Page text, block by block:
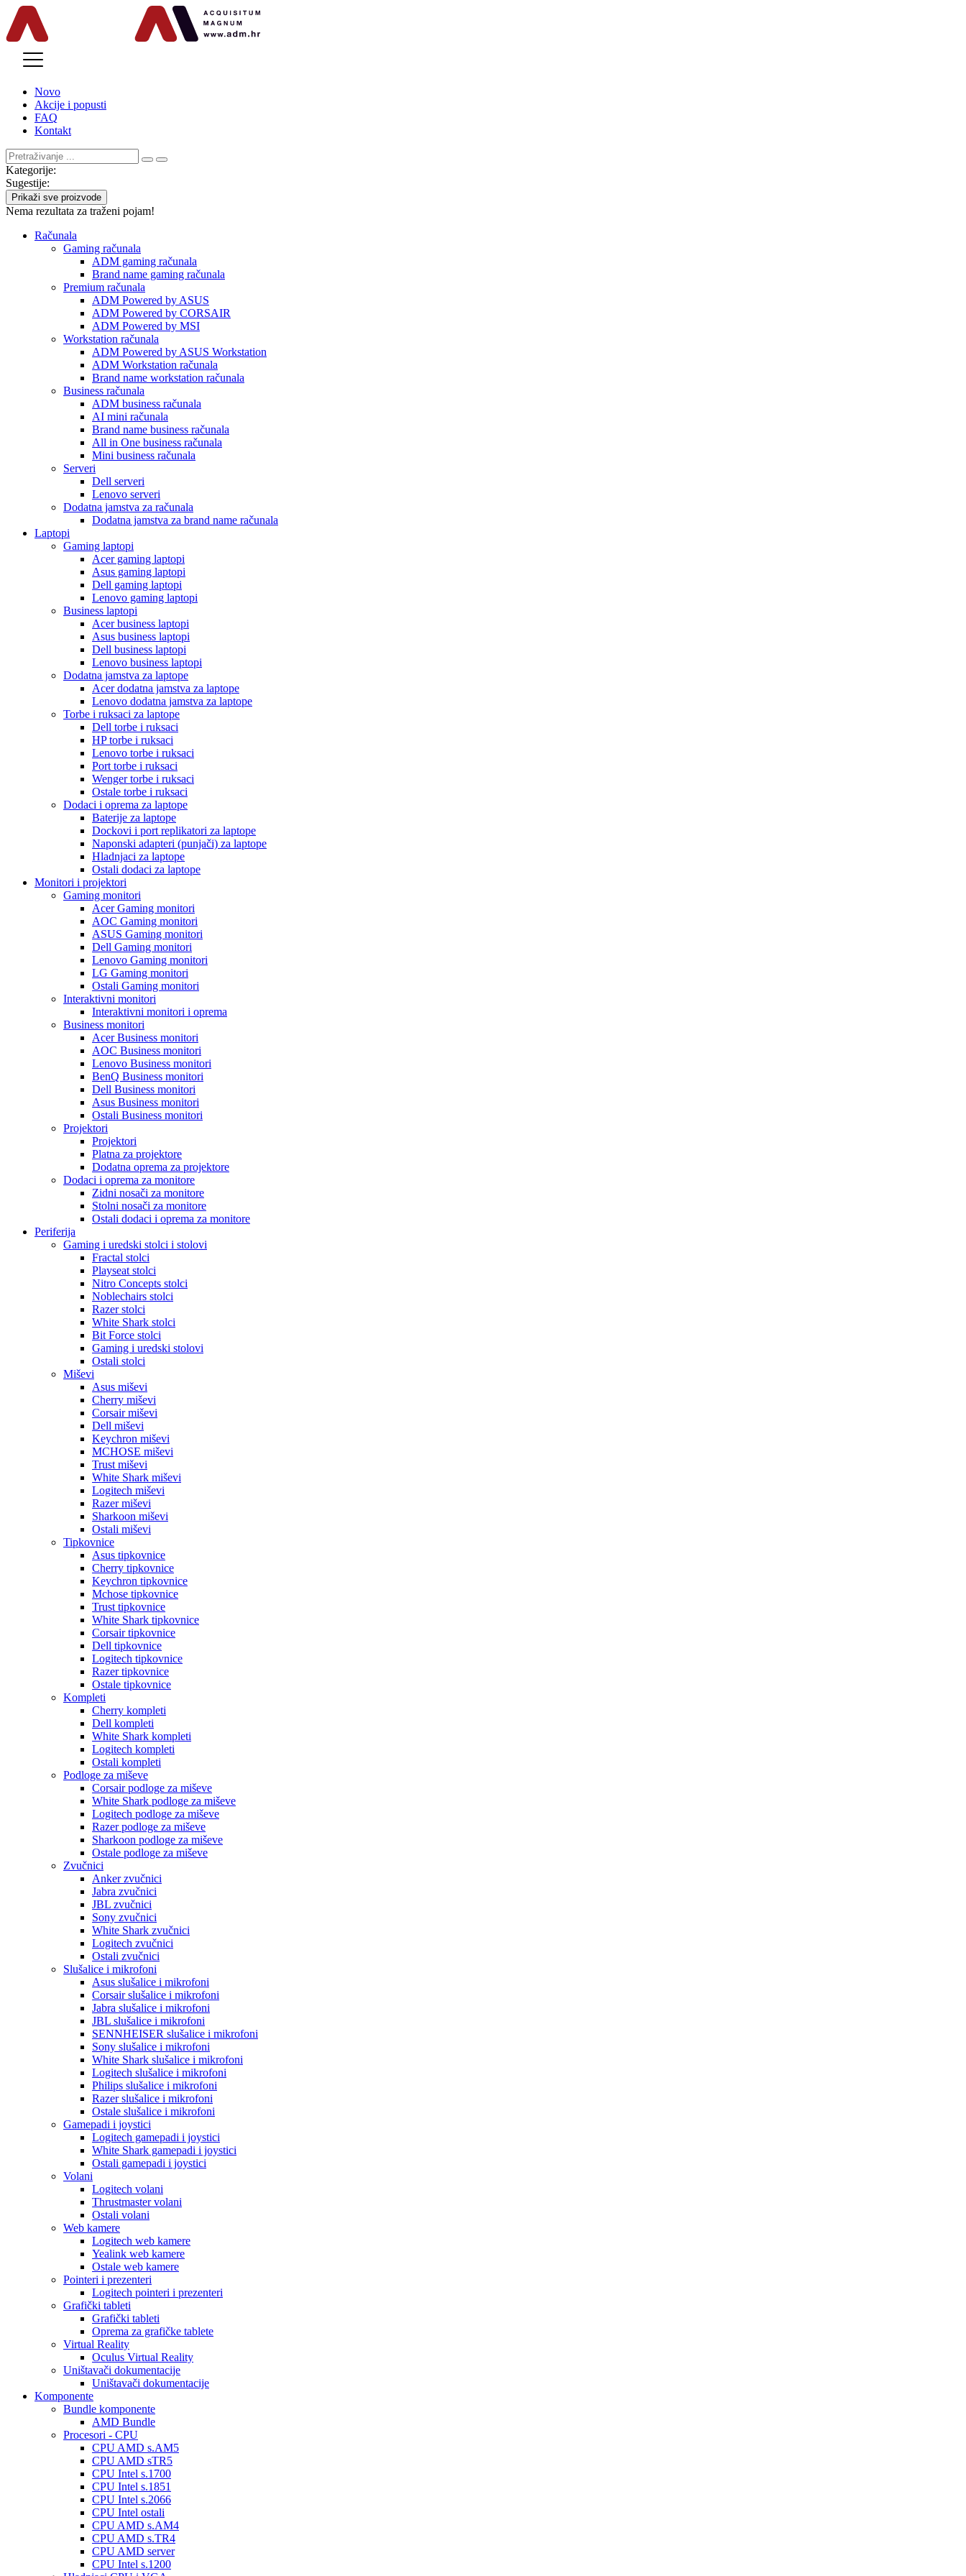
Novo
Akcije i popusti
FAQ
Kontakt
Kategorije:
Sugestije:
Prikaži sve proizvode
Nema rezultata za traženi pojam!
Računala
Gaming računala
ADM gaming računala
Brand name gaming računala
Premium računala
ADM Powered by ASUS
ADM Powered by CORSAIR
ADM Powered by MSI
Workstation računala
ADM Powered by ASUS Workstation
ADM Workstation računala
Brand name workstation računala
Business računala
ADM business računala
AI mini računala
Brand name business računala
All in One business računala
Mini business računala
Serveri
Dell serveri
Lenovo serveri
Dodatna jamstva za računala
Dodatna jamstva za brand name računala
Laptopi
Gaming laptopi
Acer gaming laptopi
Asus gaming laptopi
Dell gaming laptopi
Lenovo gaming laptopi
Business laptopi
Acer business laptopi
Asus business laptopi
Dell business laptopi
Lenovo business laptopi
Dodatna jamstva za laptope
Acer dodatna jamstva za laptope
Lenovo dodatna jamstva za laptope
Torbe i ruksaci za laptope
Dell torbe i ruksaci
HP torbe i ruksaci
Lenovo torbe i ruksaci
Port torbe i ruksaci
Wenger torbe i ruksaci
Ostale torbe i ruksaci
Dodaci i oprema za laptope
Baterije za laptope
Dockovi i port replikatori za laptope
Naponski adapteri (punjači) za laptope
Hladnjaci za laptope
Ostali dodaci za laptope
Monitori i projektori
Gaming monitori
Acer Gaming monitori
AOC Gaming monitori
ASUS Gaming monitori
Dell Gaming monitori
Lenovo Gaming monitori
LG Gaming monitori
Ostali Gaming monitori
Interaktivni monitori
Interaktivni monitori i oprema
Business monitori
Acer Business monitori
AOC Business monitori
Lenovo Business monitori
BenQ Business monitori
Dell Business monitori
Asus Business monitori
Ostali Business monitori
Projektori
Projektori
Platna za projektore
Dodatna oprema za projektore
Dodaci i oprema za monitore
Zidni nosači za monitore
Stolni nosači za monitore
Ostali dodaci i oprema za monitore
Periferija
Gaming i uredski stolci i stolovi
Fractal stolci
Playseat stolci
Nitro Concepts stolci
Noblechairs stolci
Razer stolci
White Shark stolci
Bit Force stolci
Gaming i uredski stolovi
Ostali stolci
Miševi
Asus miševi
Cherry miševi
Corsair miševi
Dell miševi
Keychron miševi
MCHOSE miševi
Trust miševi
White Shark miševi
Logitech miševi
Razer miševi
Sharkoon miševi
Ostali miševi
Tipkovnice
Asus tipkovnice
Cherry tipkovnice
Keychron tipkovnice
Mchose tipkovnice
Trust tipkovnice
White Shark tipkovnice
Corsair tipkovnice
Dell tipkovnice
Logitech tipkovnice
Razer tipkovnice
Ostale tipkovnice
Kompleti
Cherry kompleti
Dell kompleti
White Shark kompleti
Logitech kompleti
Ostali kompleti
Podloge za miševe
Corsair podloge za miševe
White Shark podloge za miševe
Logitech podloge za miševe
Razer podloge za miševe
Sharkoon podloge za miševe
Ostale podloge za miševe
Zvučnici
Anker zvučnici
Jabra zvučnici
JBL zvučnici
Sony zvučnici
White Shark zvučnici
Logitech zvučnici
Ostali zvučnici
Slušalice i mikrofoni
Asus slušalice i mikrofoni
Corsair slušalice i mikrofoni
Jabra slušalice i mikrofoni
JBL slušalice i mikrofoni
SENNHEISER slušalice i mikrofoni
Sony slušalice i mikrofoni
White Shark slušalice i mikrofoni
Logitech slušalice i mikrofoni
Philips slušalice i mikrofoni
Razer slušalice i mikrofoni
Ostale slušalice i mikrofoni
Gamepadi i joystici
Logitech gamepadi i joystici
White Shark gamepadi i joystici
Ostali gamepadi i joystici
Volani
Logitech volani
Thrustmaster volani
Ostali volani
Web kamere
Logitech web kamere
Yealink web kamere
Ostale web kamere
Pointeri i prezenteri
Logitech pointeri i prezenteri
Grafički tableti
Grafički tableti
Oprema za grafičke tablete
Virtual Reality
Oculus Virtual Reality
Uništavači dokumentacije
Uništavači dokumentacije
Komponente
Bundle komponente
AMD Bundle
Procesori - CPU
CPU AMD s.AM5
CPU AMD sTR5
CPU Intel s.1700
CPU Intel s.1851
CPU Intel s.2066
CPU Intel ostali
CPU AMD s.AM4
CPU AMD s.TR4
CPU AMD server
CPU Intel s.1200